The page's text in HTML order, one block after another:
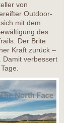
von
Outdoor-
mit dem
des
Der Brite
Kraft zurück –
Damit verbessert